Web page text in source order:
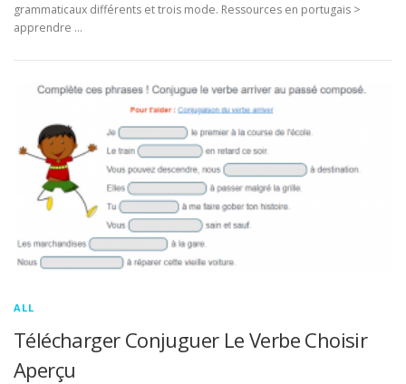
grammaticaux différents et trois mode. Ressources en portugais >
apprendre …
ALL
Télécharger Conjuguer Le Verbe Choisir
Aperçu